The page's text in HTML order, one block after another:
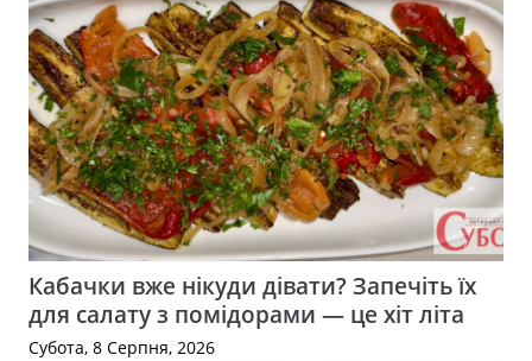
Кабачки вже нікуди дівати? Запечіть їх
для салату з помідорами — це хіт літа
Субота, 8 Серпня, 2026